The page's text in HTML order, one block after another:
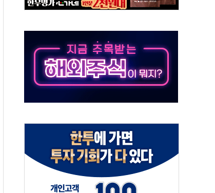
폭적 공급 확대·속도전 총력"
광주 급등
랍지 않아"
착공…여의도 1.6배 규모
주 낙폭 커